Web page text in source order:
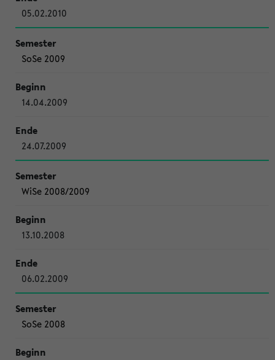
05.02.2010
SoSe 2009
14.04.2009
24.07.2009
WiSe 2008/2009
13.10.2008
06.02.2009
SoSe 2008